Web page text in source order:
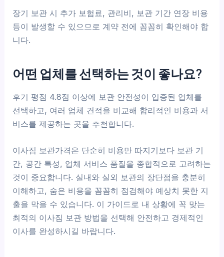
장기 보관 시 추가 보험료, 관리비, 보관 기간 연장 비용
등이 발생할 수 있으므로 계약 전에 꼼꼼히 확인해야 합
니다.
어떤 업체를 선택하는 것이 좋나요?
후기 평점 4.8점 이상에 보관 안전성이 입증된 업체를
선택하고, 여러 업체 견적을 비교해 합리적인 비용과 서
비스를 제공하는 곳을 추천합니다.
이사짐 보관가격은 단순히 비용만 따지기보다 보관 기
간, 공간 특성, 업체 서비스 품질을 종합적으로 고려하는
것이 중요합니다. 실내와 실외 보관의 장단점을 충분히
이해하고, 숨은 비용을 꼼꼼히 점검해야 예상치 못한 지
출을 막을 수 있습니다. 이 가이드로 내 상황에 꼭 맞는
최적의 이사짐 보관 방법을 선택해 안전하고 경제적인
이사를 완성하시길 바랍니다.